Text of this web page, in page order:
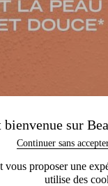
sur
Continuer sans
vous proposer une
utilise des